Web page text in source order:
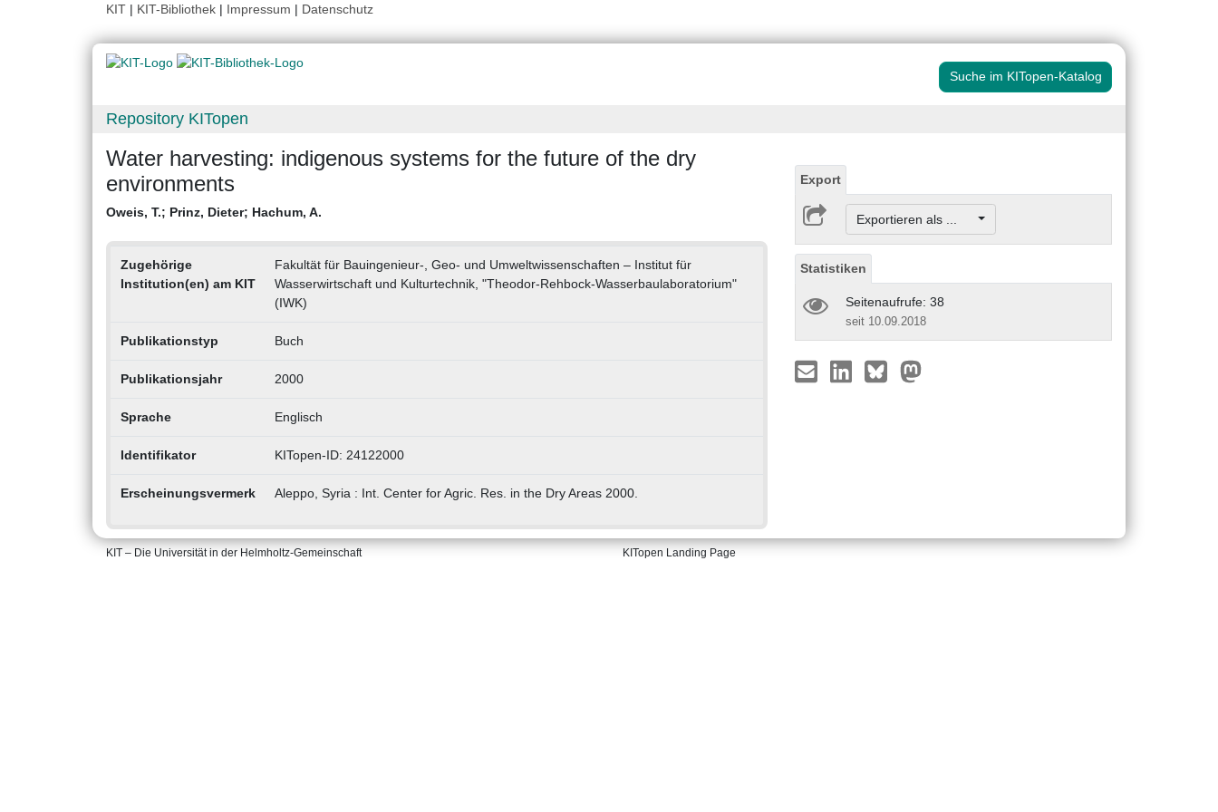
KIT | KIT-Bibliothek | Impressum | Datenschutz
Suche im KITopen-Katalog
Repository KITopen
Water harvesting: indigenous systems for the future of the dry
environments
Oweis, T.; Prinz, Dieter; Hachum, A.
Zugehörige
Institution(en) am KIT
Fakultät für Bauingenieur-, Geo- und Umweltwissenschaften – Institut für
Wasserwirtschaft und Kulturtechnik, "Theodor-Rehbock-Wasserbaulaboratorium"
(IWK)
Publikationstyp Buch
Publikationsjahr 2000
Sprache Englisch
Identifikator KITopen-ID: 24122000
Erscheinungsvermerk Aleppo, Syria : Int. Center for Agric. Res. in the Dry Areas 2000.
Export
Exportieren als ...
Statistiken
Seitenaufrufe: 38
seit 10.09.2018
KIT – Die Universität in der Helmholtz-Gemeinschaft KITopen Landing Page